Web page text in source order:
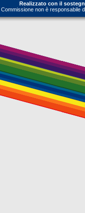
Realizzato con il
Commissione non è responsabile